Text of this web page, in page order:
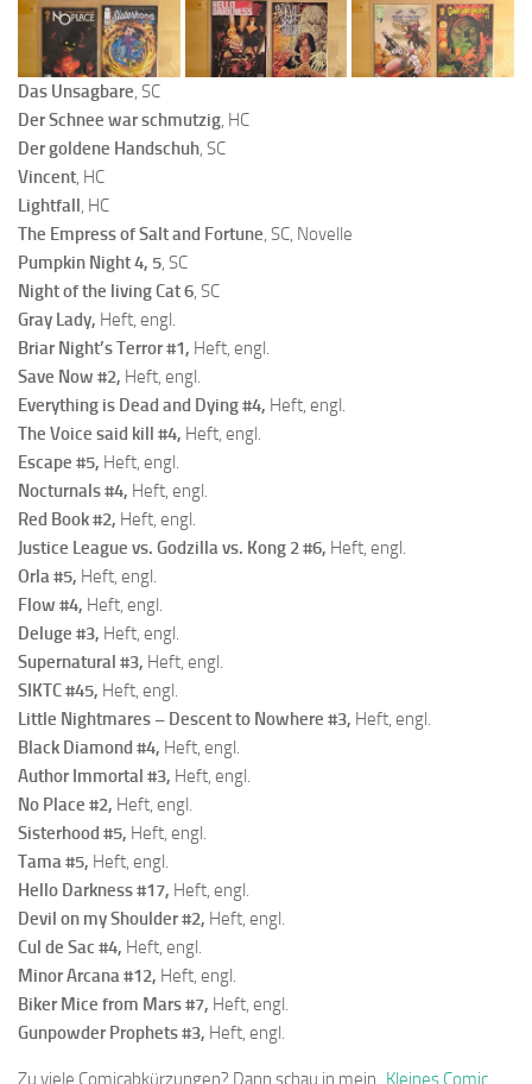
Das Unsagbare, SC
Der Schnee war schmutzig, HC
Der goldene Handschuh, SC
Vincent, HC
Lightfall, HC
The Empress of Salt and Fortune, SC, Novelle
Pumpkin Night 4, 5, SC
Night of the living Cat 6, SC
Gray Lady, Heft, engl.
Briar Night’s Terror #1, Heft, engl.
Save Now #2, Heft, engl.
Everything is Dead and Dying #4, Heft, engl.
The Voice said kill #4, Heft, engl.
Escape #5, Heft, engl.
Nocturnals #4, Heft, engl.
Red Book #2, Heft, engl.
Justice League vs. Godzilla vs. Kong 2 #6, Heft, engl.
Orla #5, Heft, engl.
Flow #4, Heft, engl.
Deluge #3, Heft, engl.
Supernatural #3, Heft, engl.
SIKTC #45, Heft, engl.
Little Nightmares – Descent to Nowhere #3, Heft, engl.
Black Diamond #4, Heft, engl.
Author Immortal #3, Heft, engl.
No Place #2, Heft, engl.
Sisterhood #5, Heft, engl.
Tama #5, Heft, engl.
Hello Darkness #17, Heft, engl.
Devil on my Shoulder #2, Heft, engl.
Cul de Sac #4, Heft, engl.
Minor Arcana #12, Heft, engl.
Biker Mice from Mars #7, Heft, engl.
Gunpowder Prophets #3, Heft, engl.
Zu viele Comicabkürzungen? Dann schau in mein „ Kleines Comic